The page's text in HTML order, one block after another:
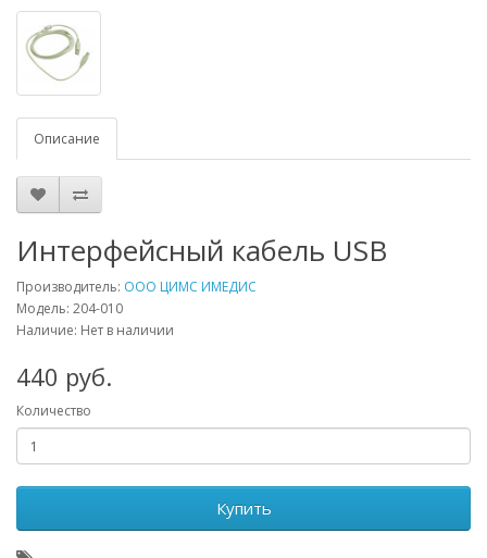
Описание
Интерфейсный кабель USB
Производитель: ООО ЦИМС ИМЕДИС
Модель: 204-010
Наличие: Нет в наличии
440 руб.
Количество
Купить